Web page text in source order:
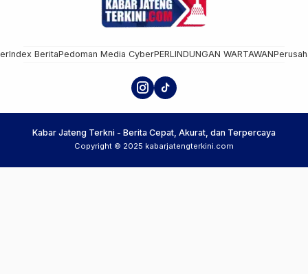
Index BeritaPedoman Media CyberPERLINDUNGAN WARTAWAN
Kabar Jateng Terkni - Berita Cepat, Akurat, dan Terpercaya
Copyright © 2025 kabarjatengterkini.com